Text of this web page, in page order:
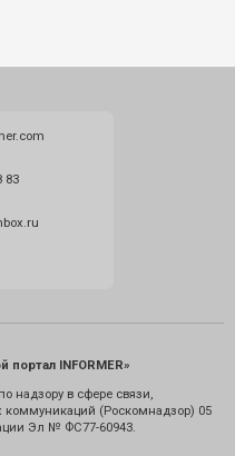
83
INFORMER»
надзору в сфере связи,
(Роскомнадзор) 05
Эл № ФС77-60943.